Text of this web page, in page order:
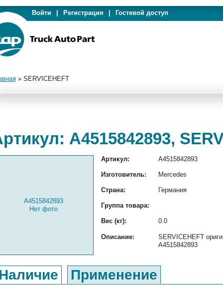
Войти Регистрация Гостевой доступ
» SERVICEHEFT
A4515842893,
A4515842893
Нет фото
Артикул: A4515842893
Изготовитель: Mercedes
Страна: Германия
Группа товара:
Вес (кг): 0.0
Описание:
SERVICEHEFT
A4515842893
Применение